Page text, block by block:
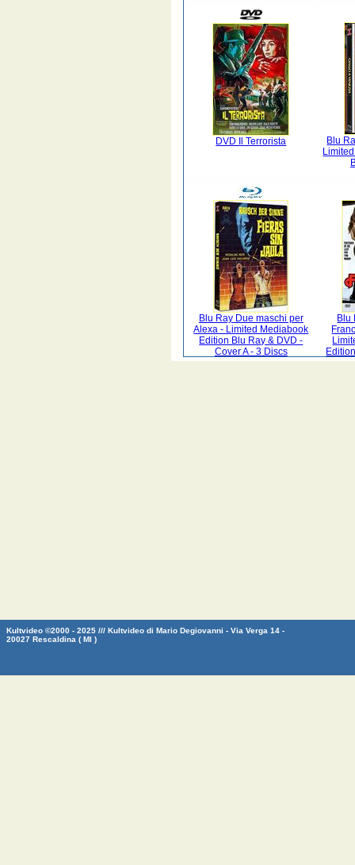
DVD Il Terrorista
Blu
Blu Ray Due maschi per
Alexa - Limited Mediabook
Edition Blu Ray & DVD -
Cover A - 3 Discs
Blu
Kultvideo ©2000 - 2025 /// Kultvideo di Mario Degiovanni - Via Verga 14 -
20027 Rescaldina ( MI )